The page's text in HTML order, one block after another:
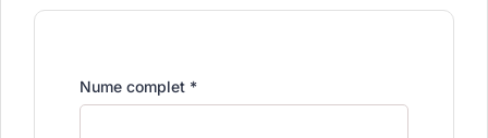
Nume complet *